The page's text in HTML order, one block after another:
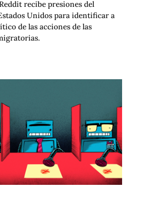
recibe presiones del
Unidos para identificar a
de las acciones de las